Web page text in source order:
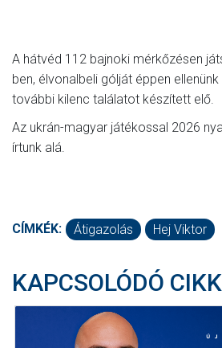
A hátvéd 112 bajnoki mérkőzésen
ben, élvonalbeli gólját éppen
további kilenc találatot készített elő.
Az ukrán-magyar játékossal 2026
írtunk alá.
CÍMKÉK: Átigazolás Hej Viktor
KAPCSOLÓDÓ